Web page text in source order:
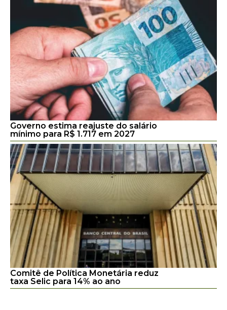
Governo estima reajuste do salário
mínimo para R$ 1.717 em 2027
Comitê de Política Monetária reduz
taxa Selic para 14% ao ano